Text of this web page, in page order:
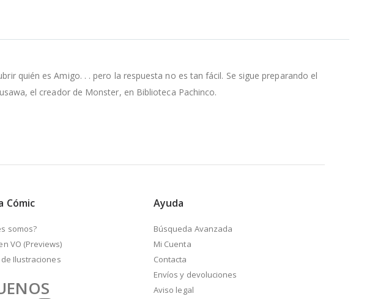
quién es Amigo. . . pero la respuesta no es tan fácil. Se sigue preparando el
el creador de Monster, en Biblioteca Pachinco.
Cómic
somos?
VO (Previews)
Ilustraciones
Ayuda
Búsqueda Avanzada
Mi Cuenta
Contacta
Envíos y devoluciones
Aviso legal